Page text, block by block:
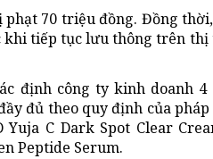
phạt 70 triệu đồng. Đồng
tiếp tục lưu thông trên
định công ty kinh doanh
đủ theo quy định của pháp
Yuja C Dark Spot Clear
Peptide Serum.